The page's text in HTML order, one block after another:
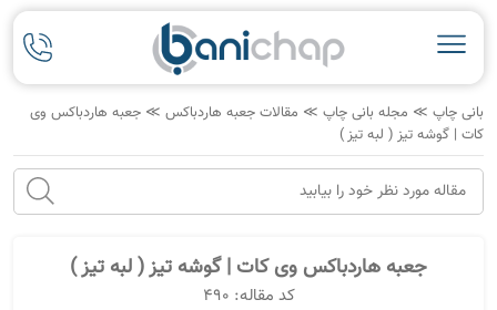
بانی چاپ ≫ مجله بانی چاپ ≫ مقالات جعبه هاردباکس ≫ جعبه هاردباکس وی
کات | گوشه تیز ( لبه تیز )
جعبه هاردباکس وی کات | گوشه تیز ( لبه تیز )
کد مقاله: 490